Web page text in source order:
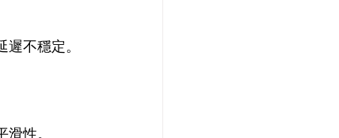
遲不穩定。
滑性。